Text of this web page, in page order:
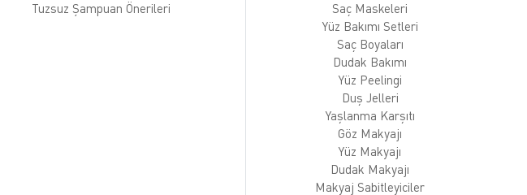
Tuzsuz Şampuan Önerileri
Saç Maskeleri
Yüz Bakımı Setleri
Saç Boyaları
Dudak Bakımı
Yüz Peelingi
Duş Jelleri
Yaşlanma Karşıtı
Göz Makyajı
Yüz Makyajı
Dudak Makyajı
Makyaj Sabitleyiciler